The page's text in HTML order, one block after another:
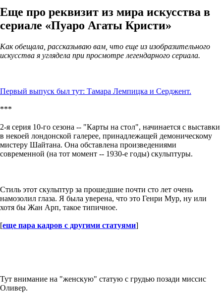
Еще про реквизит из мира искусства в
сериале «Пуаро Агаты Кристи»
Как обещала, рассказываю вам, что еще из изобразительного
искусства я углядела при просмотре легендарного сериала.
Первый выпуск был тут: Тамара Лемпицка и Серджент.
***
2-я серия 10-го сезона -- "Карты на стол", начинается с выставки
в некоей лондонской галерее, принадлежащей демоническому
мистеру Шайтана. Она обставлена произведениями
современной (на тот момент -- 1930-е годы) скульптуры.
Стиль этот скульптур за прошедшие почти сто лет очень
намозолил глаза. Я была уверена, что это Генри Мур, ну или
хотя бы Жан Арп, такое типичное.
[еще пара кадров с другими статуями]
Тут внимание на "женскую" статую с грудью позади миссис
Оливер.